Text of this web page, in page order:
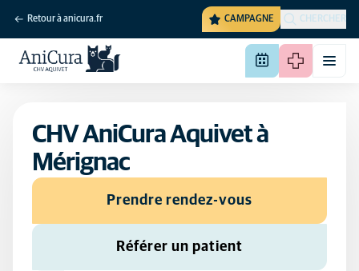
Retour à anicura.fr CAMPAGNE CHERCHER
CHV AniCura Aquivet à
Mérignac
Prendre rendez-vous
Référer un patient